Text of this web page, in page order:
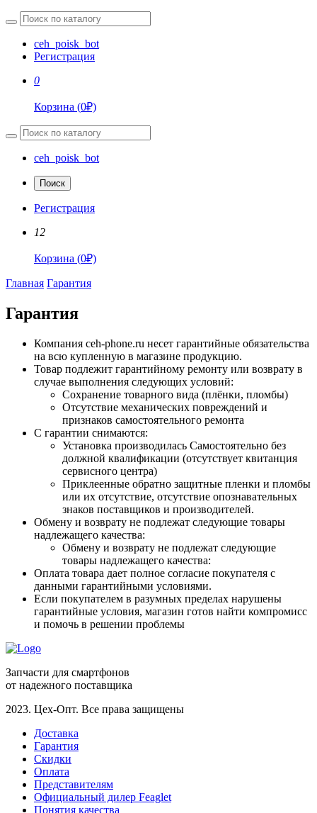
ceh_poisk_bot
Регистрация
0
Корзина (0₽)
ceh_poisk_bot
Поиск
Регистрация
12
Корзина (0₽)
Главная Гарантия
Гарантия
Компания ceh-phone.ru несет гарантийные обязательства
на всю купленную в магазине продукцию.
Товар подлежит гарантийному ремонту или возврату в
случае выполнения следующих условий:
Сохранение товарного вида (плёнки, пломбы)
Отсутствие механических повреждений и
признаков самостоятельного ремонта
С гарантии снимаются:
Установка производилась Самостоятельно без
должной квалификации (отсутствует квитанция
сервисного центра)
Приклеенные обратно защитные пленки и пломбы
или их отсутствие, отсутствие опознавательных
знаков поставщиков и производителей.
Обмену и возврату не подлежат следующие товары
надлежащего качества:
Обмену и возврату не подлежат следующие
товары надлежащего качества:
Оплата товара дает полное согласие покупателя с
данными гарантийными условиями.
Если покупателем в разумных пределах нарушены
гарантийные условия, магазин готов найти компромисс
и помочь в решении проблемы
Запчасти для смартфонов
от надежного поставщика
2023. Цех-Опт. Все права защищены
Доставка
Гарантия
Скидки
Оплата
Представителям
Официальный дилер Feaglet
Понятия качества